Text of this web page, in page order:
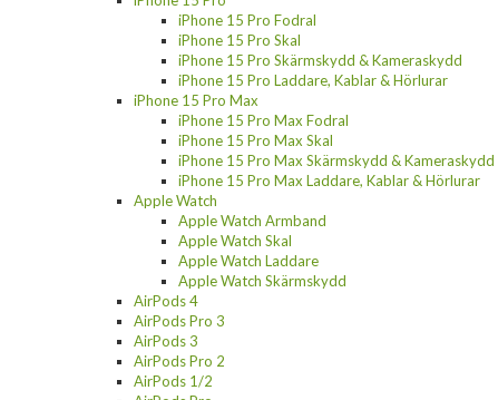
iPhone 15 Pro Fodral
iPhone 15 Pro Skal
iPhone 15 Pro Skärmskydd & Kameraskydd
iPhone 15 Pro Laddare, Kablar & Hörlurar
iPhone 15 Pro Max
iPhone 15 Pro Max Fodral
iPhone 15 Pro Max Skal
iPhone 15 Pro Max Skärmskydd & Kameraskydd
iPhone 15 Pro Max Laddare, Kablar & Hörlurar
Apple Watch
Apple Watch Armband
Apple Watch Skal
Apple Watch Laddare
Apple Watch Skärmskydd
AirPods 4
AirPods Pro 3
AirPods 3
AirPods Pro 2
AirPods 1/2